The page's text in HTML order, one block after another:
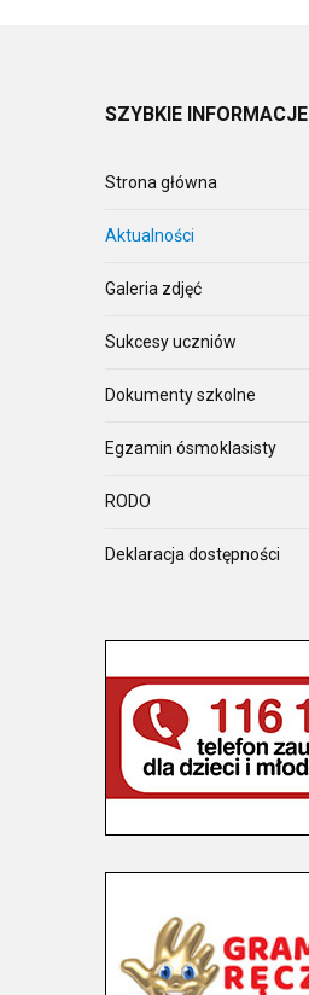
SZYBKIE INFORMACJE
Strona główna
Aktualności
Galeria zdjęć
Sukcesy uczniów
Dokumenty szkolne
Egzamin ósmoklasisty
RODO
Deklaracja dostępności